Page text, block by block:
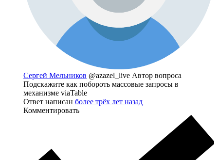
Сергей Мельников @azazel_live Автор вопроса
Подскажите как побороть массовые запросы в
механизме viaTable
Ответ написан более трёх лет назад
Комментировать